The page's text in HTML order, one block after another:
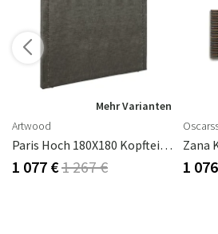
Mehr Varianten
Artwood
Paris Hoch 180X180 Kopfteil Celeste Taupe
1 077 €1 267 € 1